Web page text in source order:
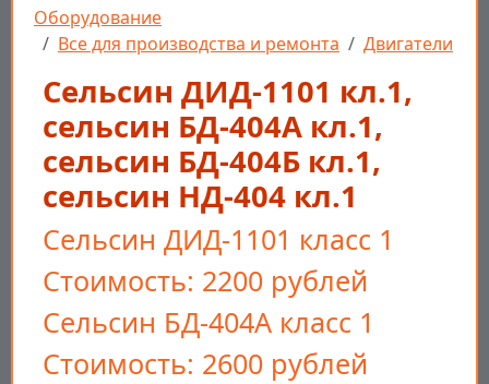
Строка навигации
Оборудование
Все для производства и ремонта
Двигатели
Сельсин ДИД-1101 кл.1,
cельсин БД-404А кл.1,
cельсин БД-404Б кл.1,
cельсин НД-404 кл.1
Сельсин ДИД-1101 класс 1
Стоимость: 2200 рублей
Сельсин БД-404А класс 1
Стоимость: 2600 рублей